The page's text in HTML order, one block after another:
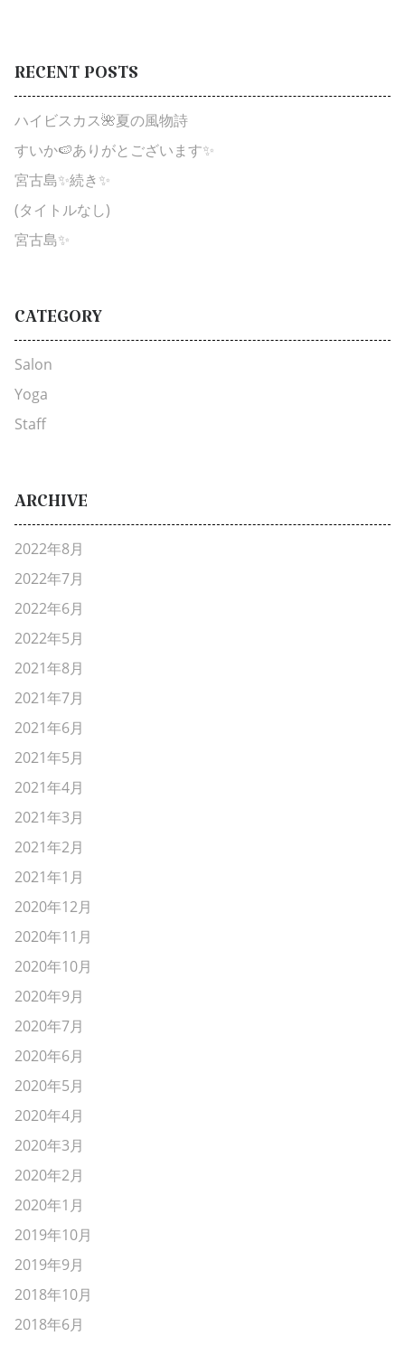
RECENT POSTS
ハイビスカス🌺夏の風物詩
すいか🍉ありがとございます✨
宮古島✨続き✨
(タイトルなし)
宮古島✨
CATEGORY
Salon
Yoga
Staff
ARCHIVE
2022年8月
2022年7月
2022年6月
2022年5月
2021年8月
2021年7月
2021年6月
2021年5月
2021年4月
2021年3月
2021年2月
2021年1月
2020年12月
2020年11月
2020年10月
2020年9月
2020年7月
2020年6月
2020年5月
2020年4月
2020年3月
2020年2月
2020年1月
2019年10月
2019年9月
2018年10月
2018年6月